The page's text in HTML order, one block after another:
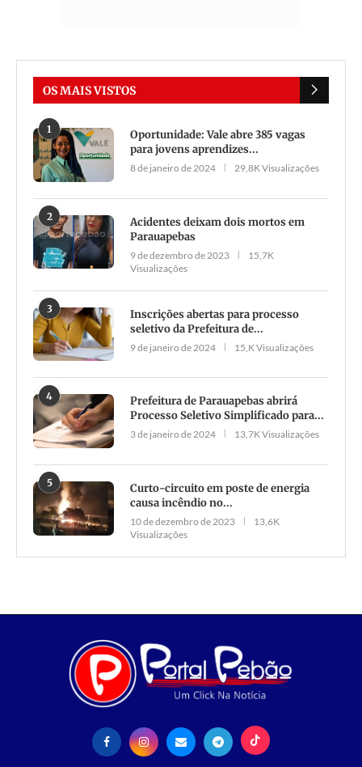
OS MAIS VISTOS
1
Oportunidade: Vale abre 385 vagas
para jovens aprendizes...
8 de janeiro de 2024 29,8K Visualizações
2
Acidentes deixam dois mortos em
Parauapebas
9 de dezembro de 2023
15,7K
Visualizações
3
Inscrições abertas para processo
seletivo da Prefeitura de...
9 de janeiro de 2024 15,K Visualizações
4
Prefeitura de Parauapebas abrirá
Processo Seletivo Simplificado para...
3 de janeiro de 2024 13,7K Visualizações
5
Curto-circuito em poste de energia
causa incêndio no...
10 de dezembro de 2023
13,6K
Visualizações